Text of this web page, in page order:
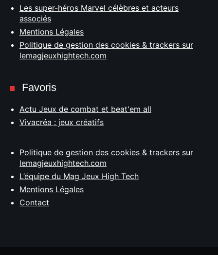
Les super-héros Marvel célèbres et acteurs
associés
Mentions Légales
Politique de gestion des cookies & trackers sur
lemagjeuxhightech.com
Favoris
Actu Jeux de combat et beat'em all
Vivacréa : jeux créatifs
Politique de gestion des cookies & trackers sur
lemagjeuxhightech.com
L’équipe du Mag Jeux High Tech
Mentions Légales
Contact